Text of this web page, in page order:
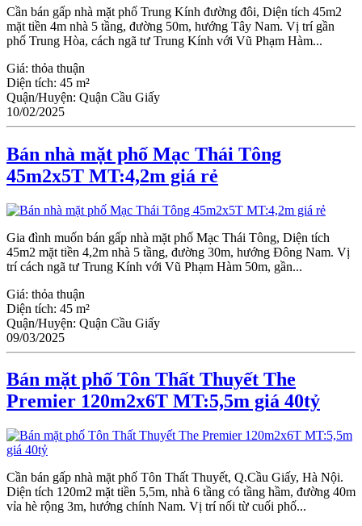
Cần bán gấp nhà mặt phố Trung Kính đường đôi, Diện tích 45m2
mặt tiền 4m nhà 5 tầng, đường 50m, hướng Tây Nam. Vị trí gần
phố Trung Hòa, cách ngã tư Trung Kính với Vũ Phạm Hàm...
Giá: thỏa thuận
Diện tích: 45 m²
Quận/Huyện: Quận Cầu Giấy
10/02/2025
Bán nhà mặt phố Mạc Thái Tông
45m2x5T MT:4,2m giá rẻ
Gia đình muốn bán gấp nhà mặt phố Mạc Thái Tông, Diện tích
45m2 mặt tiền 4,2m nhà 5 tầng, đường 30m, hướng Đông Nam. Vị
trí cách ngã tư Trung Kính với Vũ Phạm Hàm 50m, gần...
Giá: thỏa thuận
Diện tích: 45 m²
Quận/Huyện: Quận Cầu Giấy
09/03/2025
Bán mặt phố Tôn Thất Thuyết The
Premier 120m2x6T MT:5,5m giá 40tỷ
Cần bán gấp nhà mặt phố Tôn Thất Thuyết, Q.Cầu Giấy, Hà Nội.
Diện tích 120m2 mặt tiền 5,5m, nhà 6 tầng có tầng hầm, đường 40m
vỉa hè rộng 3m, hướng chính Nam. Vị trí nối từ cuối phố...